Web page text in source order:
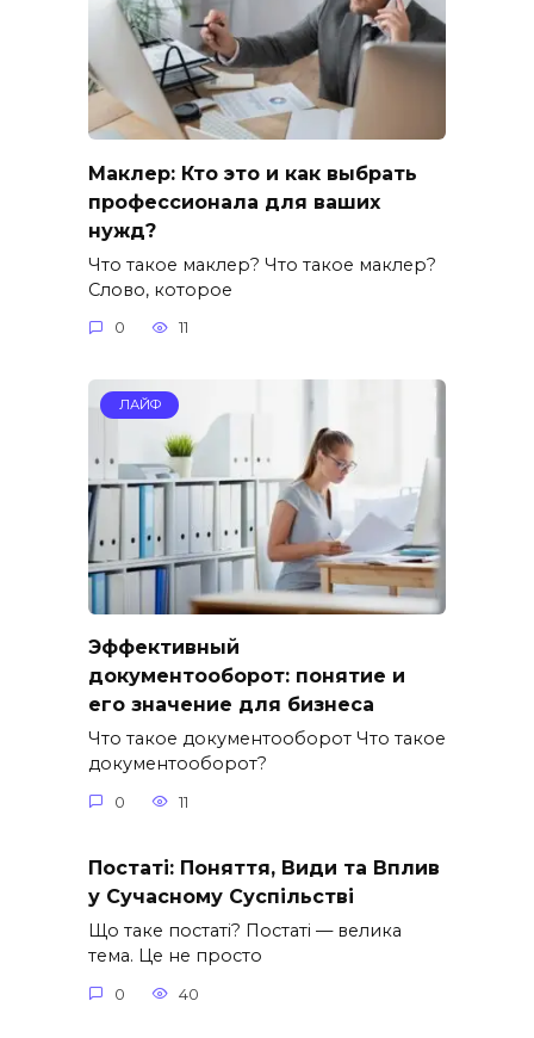
Маклер: Кто это и как выбрать
профессионала для ваших
нужд?
Что такое маклер? Что такое маклер?
Слово, которое
0 11
ЛАЙФ
Эффективный
документооборот: понятие и
его значение для бизнеса
Что такое документооборот Что такое
документооборот?
0 11
Постаті: Поняття, Види та Вплив
у Сучасному Суспільстві
Що таке постаті? Постаті — велика
тема. Це не просто
0 40